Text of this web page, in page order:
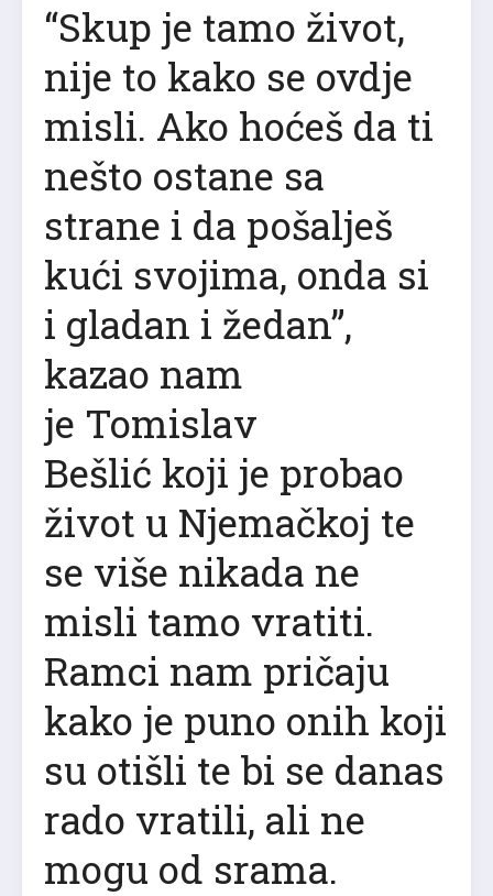
“Skup je tamo život,
nije to kako se ovdje
misli. Ako hoćeš da ti
nešto ostane sa
strane i da pošalješ
kući svojima, onda si
i gladan i žedan”,
kazao nam
je Tomislav
Bešlić koji je probao
život u Njemačkoj te
se više nikada ne
misli tamo vratiti.
Ramci nam pričaju
kako je puno onih koji
su otišli te bi se danas
rado vratili, ali ne
mogu od srama.